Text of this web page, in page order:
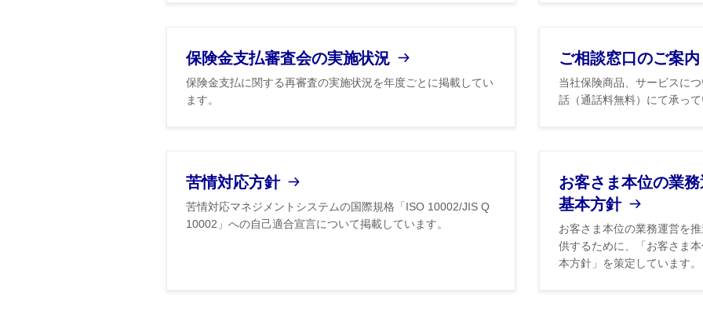
保険金支払審査会の実施状況
保険金支払に関する再審査の実施状況を年度ごとに掲載してい
ます。
ご相談窓口のご案内
当社保険商品、サービスに
話（通話料無料）にて承っ
苦情対応方針
苦情対応マネジメントシステムの国際規格「ISO 10002/JIS Q
10002」への自己適合宣言について掲載しています。
お客さま本位の業
基本方針
お客さま本位の業務運営を
供するために、「お客さま
本方針」を策定しています。